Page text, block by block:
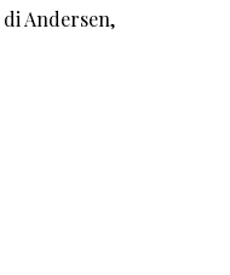
di Andersen,